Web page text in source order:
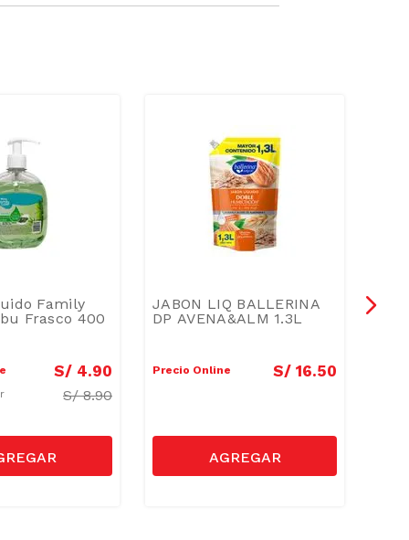
Family
Frasco 400
S/ 4.90
S/8.90
JABON LIQ BALLERINA
DP AVENA&ALM 1.3L
Precio Online S/ 16.50